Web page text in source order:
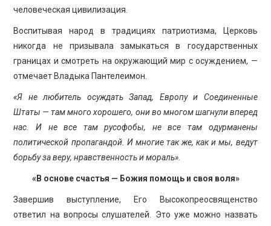
человеческая цивилизация.
Воспитывая народ в традициях патриотизма, Церковь
никогда не призывала замыкаться в государственных
границах и смотреть на окружающий мир с осуждением, —
отмечает Владыка Пантелеимон.
«Я не любитель осуждать Запад, Европу и Соединенные
Штаты — там много хорошего, они во многом шагнули вперед
нас. И не все там русофобы, не все там одурманены
политической пропагандой. И многие так же, как и мы, ведут
борьбу за веру, нравственность и мораль».
«В основе счастья — Божия помощь и своя воля»
Завершив выступление, Его Высокопреосвященство
ответил на вопросы слушателей. Это уже можно назвать